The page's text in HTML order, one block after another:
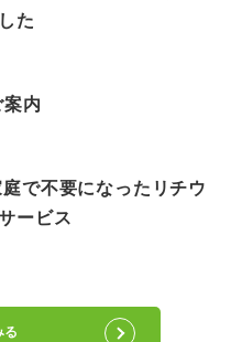
た
内
で不要になったリチウ
ービス
る